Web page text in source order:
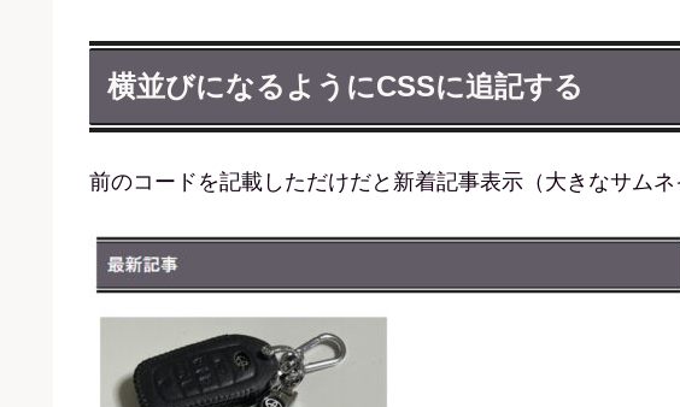
横並びになるようにCSSに追記する
前のコードを記載しただけだと新着記事表示（大きなサムネ